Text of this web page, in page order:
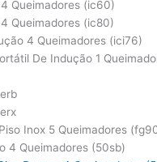
Queimadores (ic60)
Queimadores (ic80)
4 Queimadores (ici76)
De Indução 1
Inox 5 Queimadores
4 Queimadores (50sb)